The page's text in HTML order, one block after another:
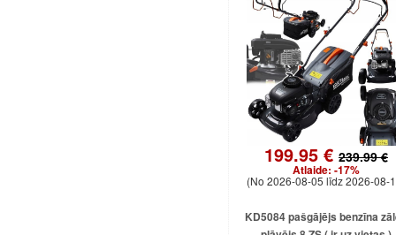
199.95 € 239.99 €
Atlaide: -17%
(No 2026-08-05 līdz 2026-08-
KD5084 pašgājējs benzīna